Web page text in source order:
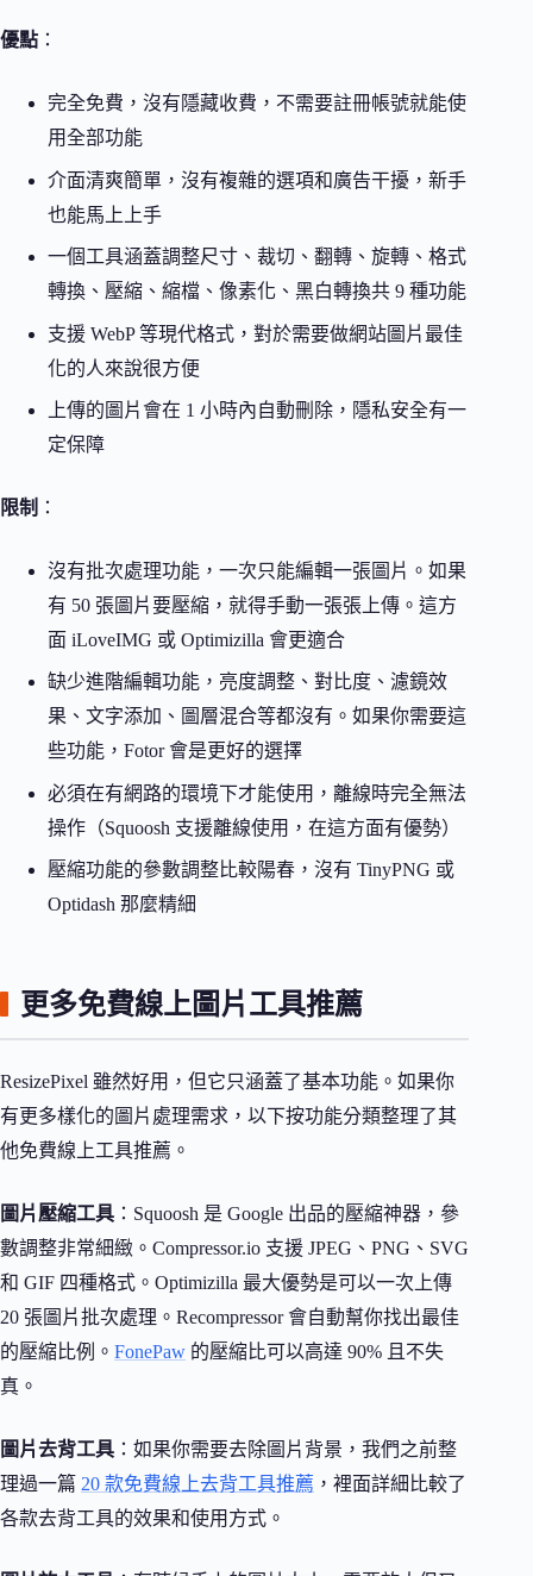
優點 ：
完全免費，沒有隱藏收費，不需要註冊帳號就能使
用全部功能
介面清爽簡單，沒有複雜的選項和廣告干擾，新手
也能馬上上手
一個工具涵蓋調整尺寸、裁切、翻轉、旋轉、格式
轉換、壓縮、縮檔、像素化、黑白轉換共 9 種功能
支援 WebP 等現代格式，對於需要做網站圖片最佳
化的人來說很方便
上傳的圖片會在 1 小時內自動刪除，隱私安全有一
定保障
限制 ：
沒有批次處理功能，一次只能編輯一張圖片。如果
有 50 張圖片要壓縮，就得手動一張張上傳。這方
面 iLoveIMG 或 Optimizilla 會更適合
缺少進階編輯功能，亮度調整、對比度、濾鏡效
果、文字添加、圖層混合等都沒有。如果你需要這
些功能，Fotor 會是更好的選擇
必須在有網路的環境下才能使用，離線時完全無法
操作（Squoosh 支援離線使用，在這方面有優勢）
壓縮功能的參數調整比較陽春，沒有 TinyPNG 或
Optidash 那麼精細
更多免費線上圖片工具推薦
ResizePixel 雖然好用，但它只涵蓋了基本功能。如果你
有更多樣化的圖片處理需求，以下按功能分類整理了其
他免費線上工具推薦。
圖片壓縮工具 ：Squoosh 是 Google 出品的壓縮神器，參
數調整非常細緻。Compressor.io 支援 JPEG、PNG、SVG
和 GIF 四種格式。Optimizilla 最大優勢是可以一次上傳
20 張圖片批次處理。Recompressor 會自動幫你找出最佳
的壓縮比例。 FonePaw 的壓縮比可以高達 90% 且不失
真。
圖片去背工具 ：如果你需要去除圖片背景，我們之前整
理過一篇 20 款免費線上去背工具推薦 ，裡面詳細比較了
各款去背工具的效果和使用方式。